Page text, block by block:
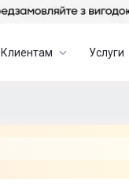
Клиентам Услуги